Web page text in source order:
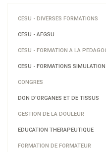
CESU - DIVERSES FORMATIONS
CESU - AFGSU
CESU - FORMATION A LA
CESU - FORMATIONS SIMULATION
CONGRES
DON D'ORGANES ET DE TISSUS
GESTION DE LA DOULEUR
EDUCATION THERAPEUTIQUE
FORMATION DE FORMATEUR